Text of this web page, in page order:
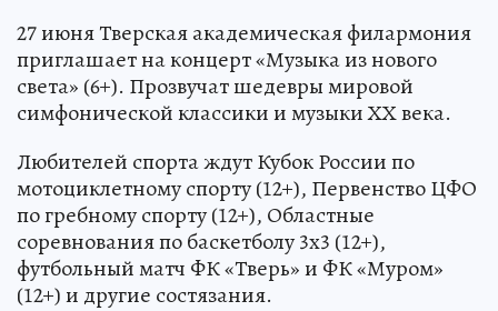
27 июня Тверская академическая филармония
приглашает на концерт «Музыка из нового
света» (6+). Прозвучат шедевры мировой
симфонической классики и музыки ХХ века.
Любителей спорта ждут Кубок России по
мотоциклетному спорту (12+), Первенство ЦФО
по гребному спорту (12+), Областные
соревнования по баскетболу 3х3 (12+),
футбольный матч ФК «Тверь» и ФК «Муром»
(12+) и другие состязания.